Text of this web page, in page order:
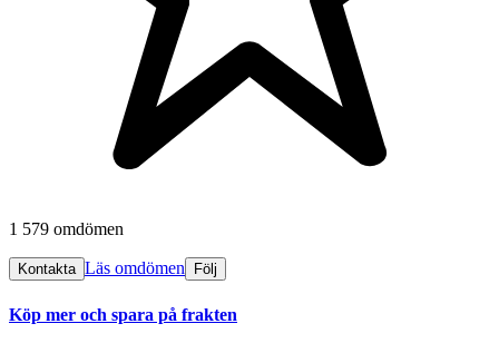
1 579 omdömen
Kontakta Läs omdömen Följ
Köp mer och spara på frakten